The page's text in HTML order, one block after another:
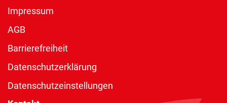
Impressum
AGB
Barrierefreiheit
Datenschutzerklärung
Datenschutzeinstellungen